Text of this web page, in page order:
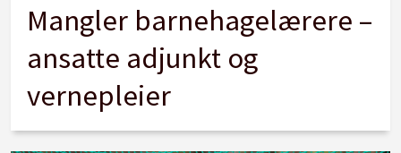
Mangler barnehagelærere –
ansatte adjunkt og
vernepleier